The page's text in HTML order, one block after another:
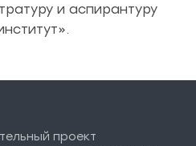
и аспирантуру
проект